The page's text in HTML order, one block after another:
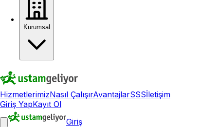
Kurumsal
HizmetlerimizNasıl ÇalışırAvantajlarSSSİletişim
Giriş YapKayıt Ol
Giriş